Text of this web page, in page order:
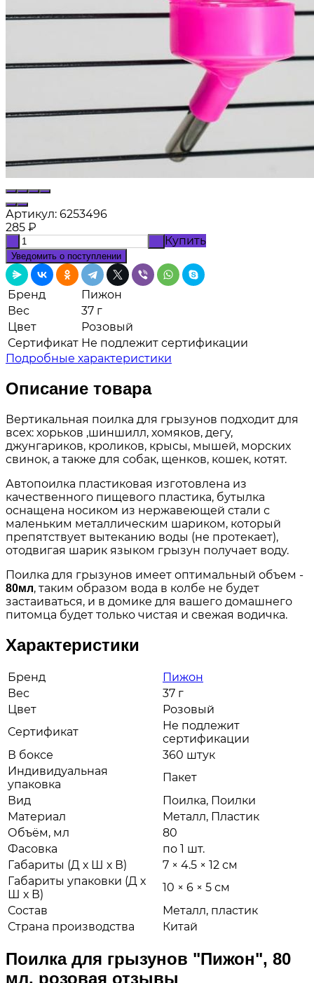
Артикул: 6253496
285 ₽
Купить
Уведомить о поступлении
Бренд
Пижон
Вес
37 г
Цвет
Розовый
Сертификат Не подлежит сертификации
Подробные характеристики
Описание товара
Вертикальная поилка для грызунов подходит для
всех: хорьков ,шиншилл, хомяков, дегу,
джунгариков, кроликов, крысы, мышей, морских
свинок, а также для собак, щенков, кошек, котят.
Автопоилка пластиковая изготовлена из
качественного пищевого пластика, бутылка
оснащена носиком из нержавеющей стали с
маленьким металлическим шариком, который
препятствует вытеканию воды (не протекает),
отодвигая шарик языком грызун получает воду.
Поилка для грызунов имеет оптимальный объем -
80мл, таким образом вода в колбе не будет
застаиваться, и в домике для вашего домашнего
питомца будет только чистая и свежая водичка.
Характеристики
Бренд
Пижон
Вес
37 г
Цвет
Розовый
Сертификат
Не подлежит
сертификации
В боксе
360 штук
Индивидуальная
упаковка
Пакет
Вид
Поилка, Поилки
Материал
Металл, Пластик
Объём, мл
80
Фасовка
по 1 шт.
Габариты (Д х Ш х В)
7 × 4.5 × 12 см
Габариты упаковки (Д х
Ш х В)
10 × 6 × 5 см
Состав
Металл, пластик
Страна производства
Китай
Поилка для грызунов "Пижон", 80
мл, розовая отзывы